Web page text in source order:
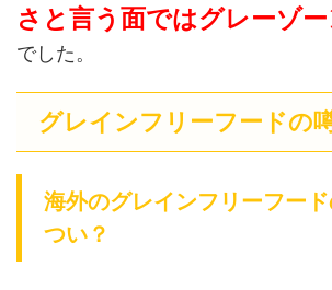
さと言う面ではグレーゾ
でした。
グレインフリーフードの
海外のグレインフリーフー
つい？